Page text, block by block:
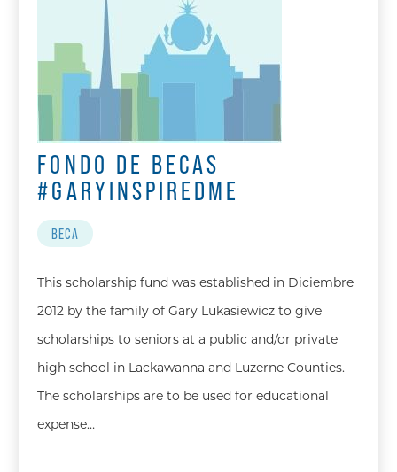
FONDO DE BECAS
#GARYINSPIREDME
BECA
This scholarship fund was established in Diciembre
2012 by the family of Gary Lukasiewicz to give
scholarships to seniors at a public and/or private
high school in Lackawanna and Luzerne Counties.
The scholarships are to be used for educational
expense…